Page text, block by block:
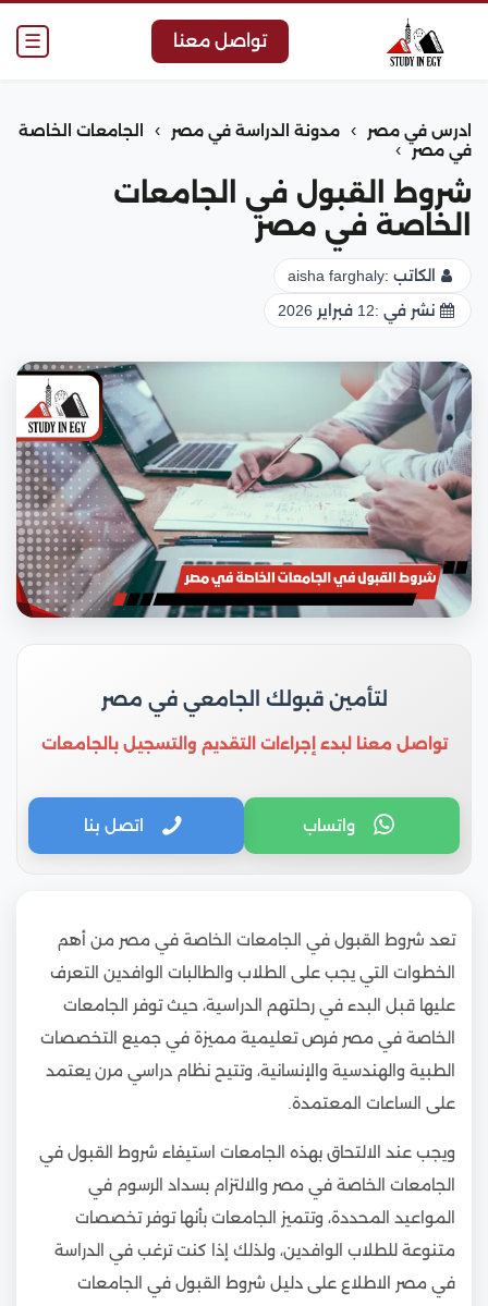
☰ تواصل معنا
ادرس في مصر › مدونة الدراسة في مصر ›
الجامعات الخاصة
في مصر
›
شروط القبول في الجامعات
الخاصة في مصر
الكاتب :aisha farghaly
نشر في :12 فبراير 2026
لتأمين قبولك الجامعي في مصر
تواصل معنا لبدء إجراءات التقديم والتسجيل بالجامعات
واتساب اتصل بنا
تعد شروط القبول في الجامعات الخاصة في مصر من أهم
الخطوات التي يجب على الطلاب والطالبات الوافدين التعرف
عليها قبل البدء في رحلتهم الدراسية، حيث توفر الجامعات
الخاصة في مصر فرص تعليمية مميزة في جميع التخصصات
الطبية والهندسية والإنسانية، وتتيح نظام دراسي مرن يعتمد
على الساعات المعتمدة.
ويجب عند الالتحاق بهذه الجامعات استيفاء شروط القبول في
الجامعات الخاصة في مصر والالتزام بسداد الرسوم في
المواعيد المحددة، وتتميز الجامعات بأنها توفر تخصصات
متنوعة للطلاب الوافدين، ولذلك إذا كنت ترغب في الدراسة
في مصر الاطلاع على دليل شروط القبول في الجامعات